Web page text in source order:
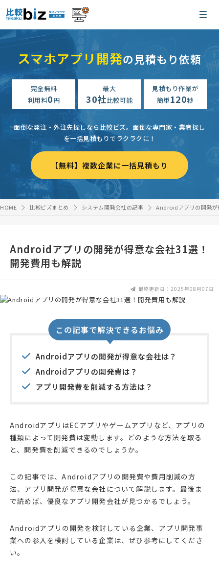
スマホアプリ開発の見積もり依頼
完全無料
利用料0円
最大
30社比較可能
見積もり作業が
簡単120秒
面倒な発注・外注先探しなら比較ビズ。 面倒な専門家・業者探し
を一括見積もりでラクラクに！
【無料】複数企業に一括見積もり
HOME 比較ビズまとめ システム開発会社の記事 Androidアプリの開発が
Androidアプリの開発が得意な会社31選！
開発費用も解説
最終更新日：2025年08月07日
この記事で解決できるお悩み
Androidアプリの開発が得意な会社は？
Androidアプリの開発費は？
アプリ開発費を削減する方法は？
AndroidアプリはECアプリやゲームアプリなど、アプリの
種類によって開発費は変動します。どのような方法を取る
と、開発費を削減できるのでしょうか。
この記事では、Androidアプリの開発費や費用削減の方
法、アプリ開発が得意な会社について解説します。最後ま
で読めば、優良なアプリ開発会社が見つかるでしょう。
Androidアプリの開発を検討している企業、アプリ開発事
業への参入を検討している企業は、ぜひ参考にしてくださ
い。